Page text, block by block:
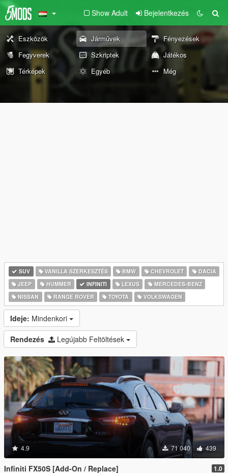
Show Adult Bejelentkezés
Eszközök Járművek
Fényezések
Fegyverek
Szkriptek
Játékos
Térképek
Egyéb Még
SUV VANILLA SZERKESZTÉS BMW CHEVROLET
DACIA
JEEP
HUMMER INFINITI LEXUS
MERCEDES-BENZ
NISSAN
RANGE ROVER TOYOTA VOLKSWAGEN
Ideje: Mindenkori
Rendezés Legújabb Feltöltések
4.9 71 040 439
Infiniti FX50S [Add-On / Replace] 1.0